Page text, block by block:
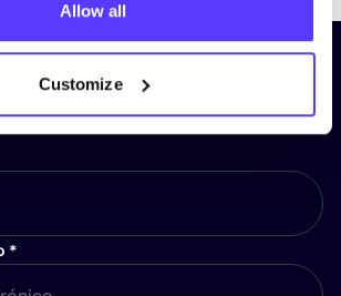
Allow all
Customize
a nuestro boletín
informado!
*